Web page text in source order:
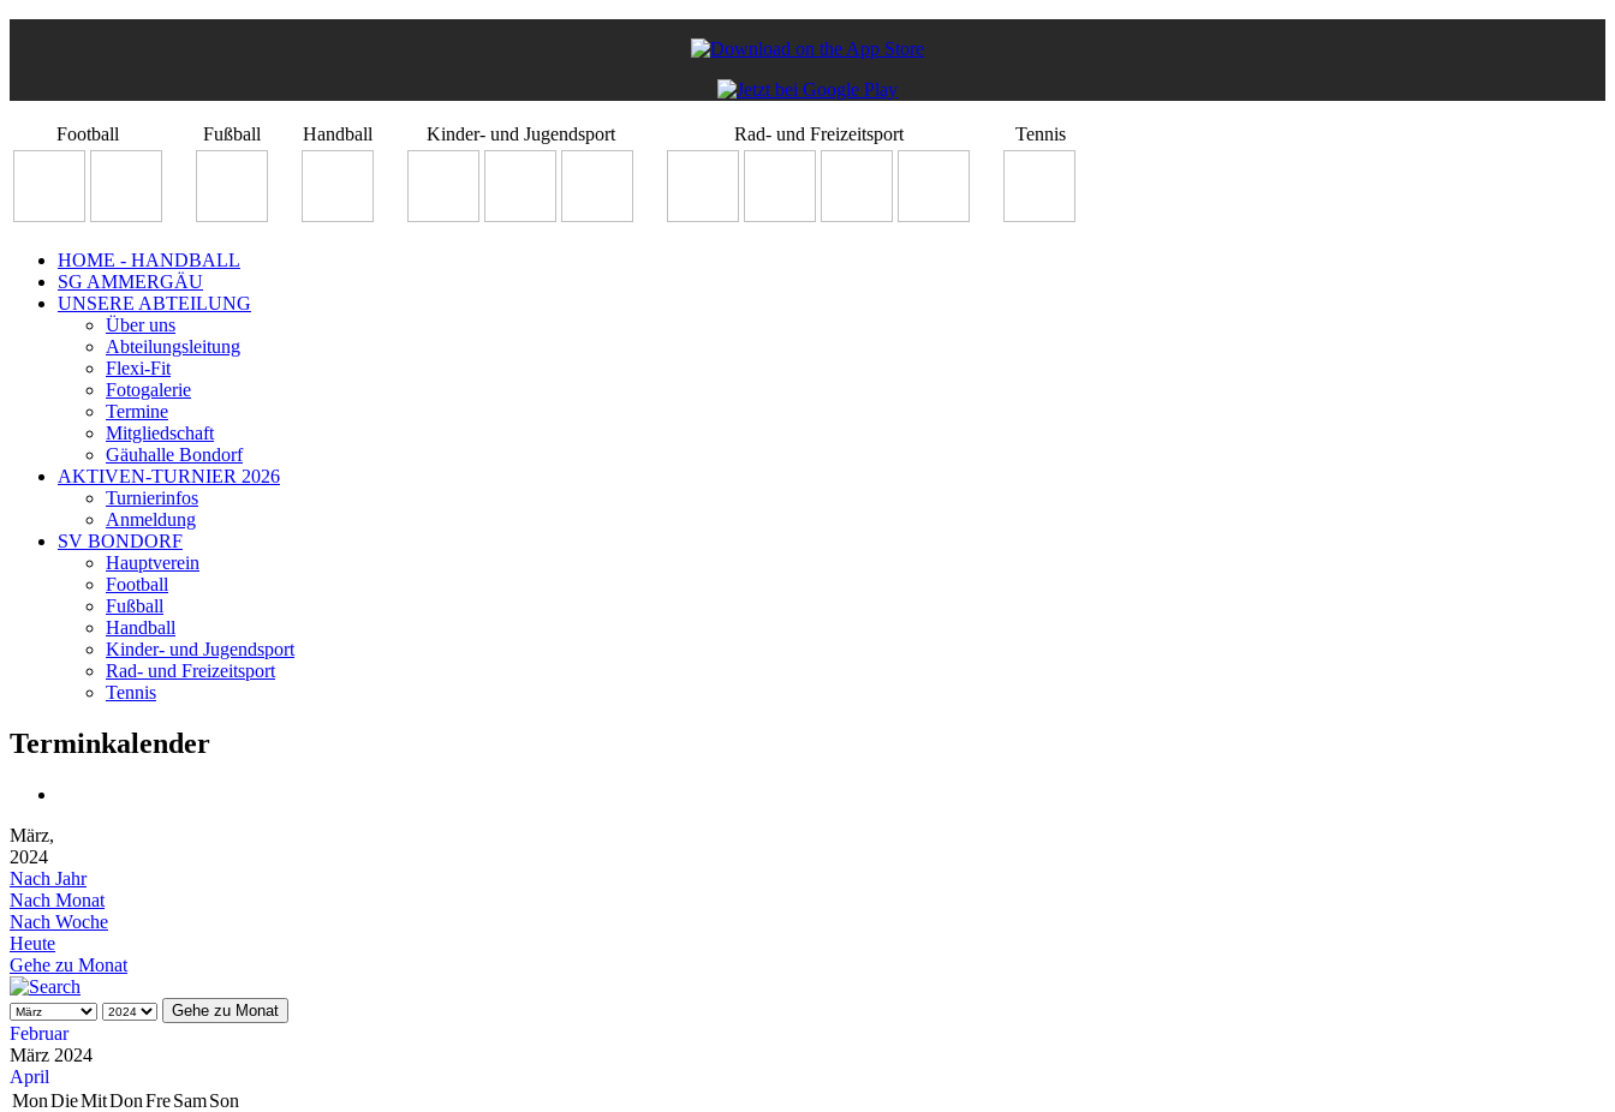
Football Fußball Handball Kinder- und Jugendsport Rad- und Freizeitsport Tennis
HOME - HANDBALL
SG AMMERGÄU
UNSERE ABTEILUNG
Über uns
Abteilungsleitung
Flexi-Fit
Fotogalerie
Termine
Mitgliedschaft
Gäuhalle Bondorf
AKTIVEN-TURNIER 2026
Turnierinfos
Anmeldung
SV BONDORF
Hauptverein
Football
Fußball
Handball
Kinder- und Jugendsport
Rad- und Freizeitsport
Tennis
Terminkalender
März,
2024
Nach Jahr
Nach Monat
Nach Woche
Heute
Gehe zu Monat
Gehe zu Monat
Februar
März 2024
April
MonDieMitDonFreSamSon